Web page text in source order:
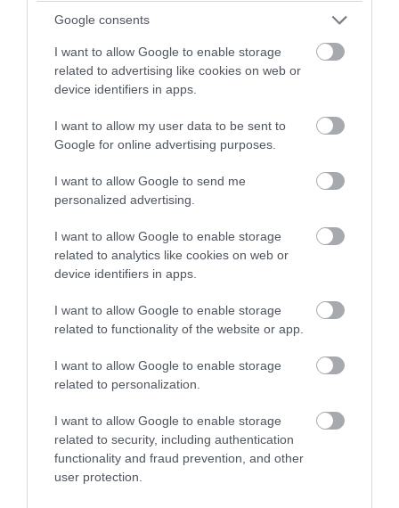
Google consents
I want to allow Google to enable storage
related to advertising like cookies on web or
device identifiers in apps.
I want to allow my user data to be sent to
Google for online advertising purposes.
I want to allow Google to send me
personalized advertising.
I want to allow Google to enable storage
related to analytics like cookies on web or
device identifiers in apps.
I want to allow Google to enable storage
related to functionality of the website or app.
I want to allow Google to enable storage
related to personalization.
I want to allow Google to enable storage
related to security, including authentication
functionality and fraud prevention, and other
user protection.
Ιράν για Στενά του Ορμούζ: «Το άνοιγμά
τους θα εξαρτηθεί από τις ενέργειες των
06.08.2026 | 08:08